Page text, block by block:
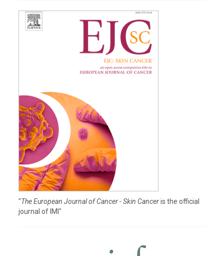
"The European Journal of Cancer - Skin Canceris the official
journal of IMI"